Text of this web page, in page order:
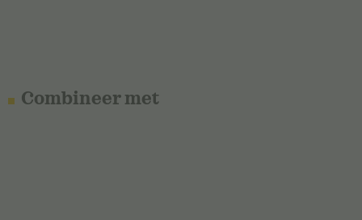
Combineer met